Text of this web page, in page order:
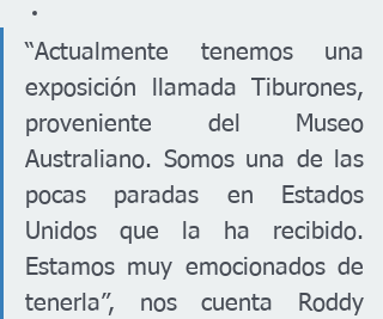
“Actualmente tenemos una
exposición llamada Tiburones,
proveniente del Museo
Australiano. Somos una de las
pocas paradas en Estados
Unidos que la ha recibido.
Estamos muy emocionados de
tenerla”, nos cuenta Roddy